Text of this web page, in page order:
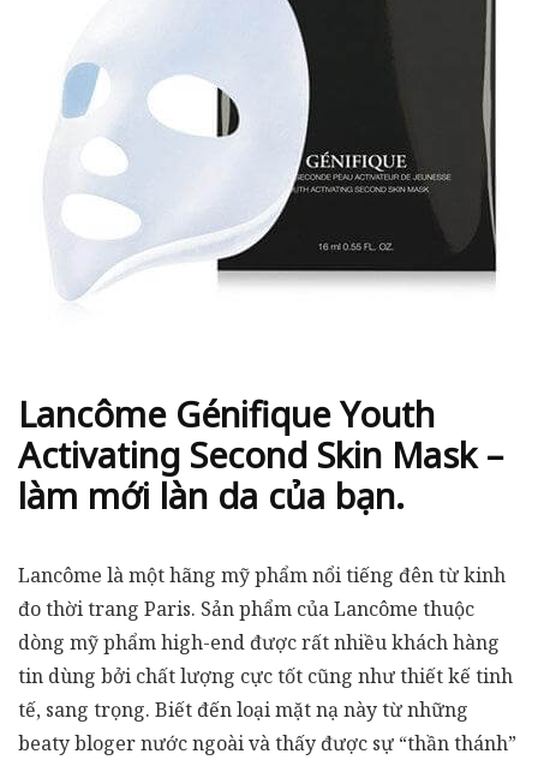
Lancôme Génifique Youth
Activating Second Skin Mask –
làm mới làn da của bạn.
Lancôme là một hãng mỹ phẩm nổi tiếng đên từ kinh
đo thời trang Paris. Sản phẩm của Lancôme thuộc
dòng mỹ phẩm high-end được rất nhiều khách hàng
tin dùng bởi chất lượng cực tốt cũng như thiết kế tinh
tế, sang trọng. Biết đến loại mặt nạ này từ những
beaty bloger nước ngoài và thấy được sự “thần thánh”